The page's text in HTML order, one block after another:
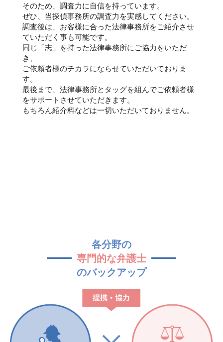
そのため、調査力に自信を持っています。
ぜひ、当探偵事務所の調査力を実感してください。
調査後は、お客様に合った法律事務所をご紹介させ
ていただく事も可能です。
同じ「志」を持った法律事務所にご協力をいただ
き、
ご依頼者様のチカラにならせていただいておりま
す。
最後まで、法律事務所とタッグを組んでご依頼者様
をサポートさせていただきます。
もちろん紹介料などは一切いただいておりません。
各分野の
専門的な弁護士
のバックアップ